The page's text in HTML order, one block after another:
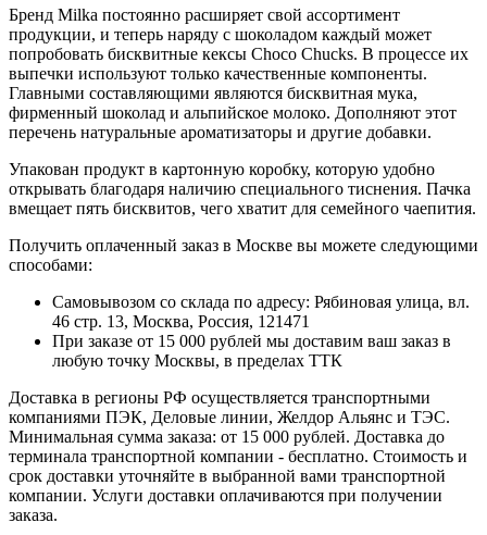
Бренд Milka постоянно расширяет свой ассортимент
продукции, и теперь наряду с шоколадом каждый может
попробовать бисквитные кексы Choco Chucks. В процессе их
выпечки используют только качественные компоненты.
Главными составляющими являются бисквитная мука,
фирменный шоколад и альпийское молоко. Дополняют этот
перечень натуральные ароматизаторы и другие добавки.
Упакован продукт в картонную коробку, которую удобно
открывать благодаря наличию специального тиснения. Пачка
вмещает пять бисквитов, чего хватит для семейного чаепития.
Получить оплаченный заказ в Москве вы можете следующими
способами:
Самовывозом со склада по адресу: Рябиновая улица, вл.
46 стр. 13, Москва, Россия, 121471
При заказе от 15 000 рублей мы доставим ваш заказ в
любую точку Москвы, в пределах ТТК
Доставка в регионы РФ осуществляется транспортными
компаниями ПЭК, Деловые линии, Желдор Альянс и ТЭС.
Минимальная сумма заказа: от 15 000 рублей. Доставка до
терминала транспортной компании - бесплатно. Стоимость и
срок доставки уточняйте в выбранной вами транспортной
компании. Услуги доставки оплачиваются при получении
заказа.